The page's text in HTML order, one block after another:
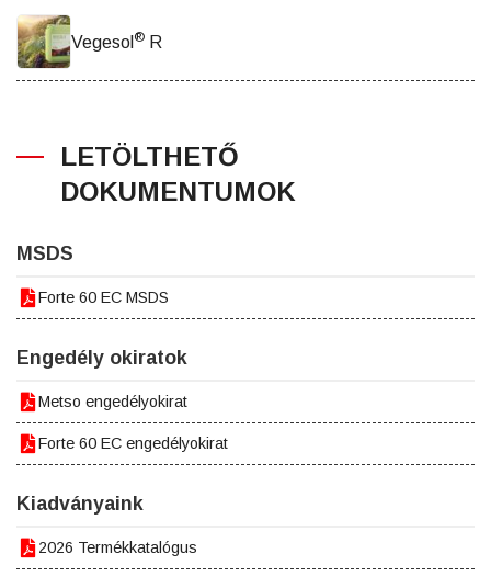
Vegesol ® R
LETÖLTHETŐ
DOKUMENTUMOK
MSDS
Forte 60 EC MSDS
Engedély okiratok
Metso engedélyokirat
Forte 60 EC engedélyokirat
Kiadványaink
2026 Termékkatalógus